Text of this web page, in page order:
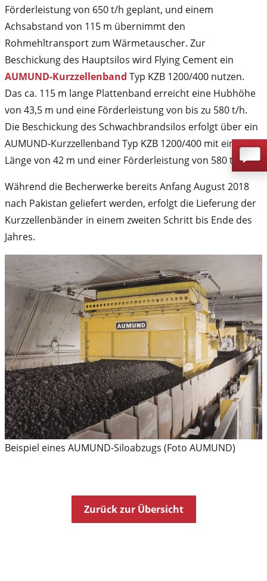
Förderleistung von 650 t/h geplant, und einem
Achsabstand von 115 m übernimmt den
Rohmehltransport zum Wärmetauscher. Zur
Beschickung des Hauptsilos wird Flying Cement ein
AUMUND-Kurzzellenband Typ KZB 1200/400 nutzen.
Das ca. 115 m lange Plattenband erreicht eine Hubhöhe
von 43,5 m und eine Förderleistung von bis zu 580 t/h.
Die Beschickung des Schwachbrandsilos erfolgt über ein
AUMUND-Kurzzellenband Typ KZB 1200/400 mit einer
Länge von 42 m und einer Förderleistung von 580 t/h.
Während die Becherwerke bereits Anfang August 2018
nach Pakistan geliefert werden, erfolgt die Lieferung der
Kurzzellenbänder in einem zweiten Schritt bis Ende des
Jahres.
Beispiel eines AUMUND-Siloabzugs (Foto AUMUND)
Zurück zur Übersicht